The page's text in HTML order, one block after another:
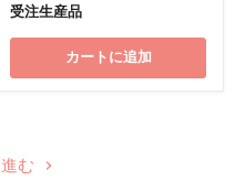
受注生産品
カートに追加
進む